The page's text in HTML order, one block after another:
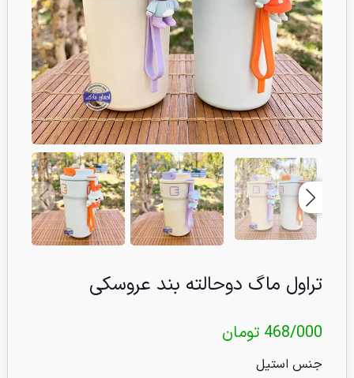
تراول ماگ دوحالته بند عروسکی
468/000 تومان
جنس استیل